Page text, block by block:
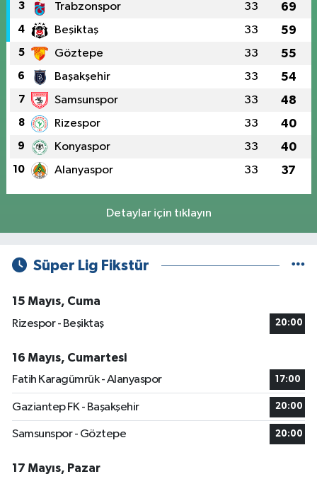
3 Trabzonspor 33 69
4 Beşiktaş 33 59
5 Göztepe 33 55
6 Başakşehir 33 54
7 Samsunspor 33 48
8 Rizespor 33 40
9 Konyaspor 33 40
10 Alanyaspor 33 37
Detaylar için tıklayın
Süper Lig Fikstür
15 Mayıs, Cuma
Rizespor - Beşiktaş
20:00
16 Mayıs, Cumartesi
Fatih Karagümrük - Alanyaspor
17:00
Gaziantep FK - Başakşehir 20:00
Samsunspor - Göztepe 20:00
17 Mayıs, Pazar